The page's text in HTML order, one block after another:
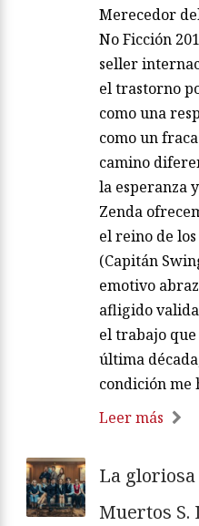
Merecedor
No Ficción
seller
el trastorno
como una
como un
camino
la esperanza
Zenda
el reino de
(Capitán
emotivo
afligido
el trabajo
última
condición me
Leer más
La
Muertos S.